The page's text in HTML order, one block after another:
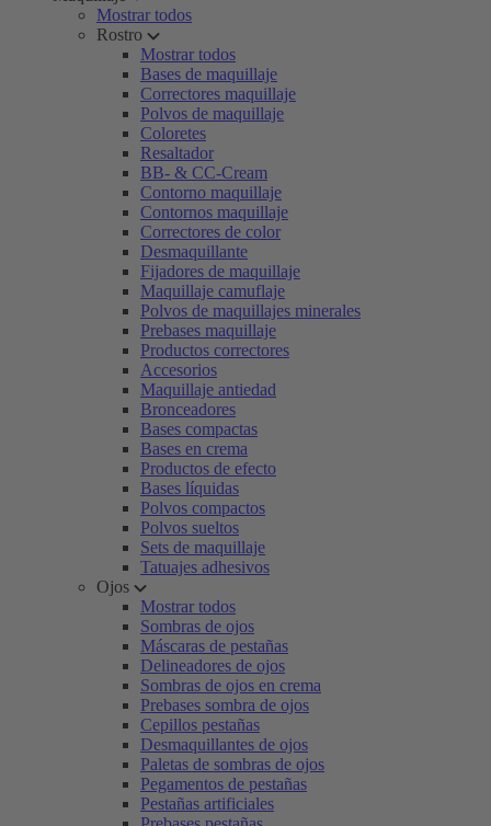
Mostrar todos
Rostro
Mostrar todos
Bases de maquillaje
Correctores maquillaje
Polvos de maquillaje
Coloretes
Resaltador
BB- & CC-Cream
Contorno maquillaje
Contornos maquillaje
Correctores de color
Desmaquillante
Fijadores de maquillaje
Maquillaje camuflaje
Polvos de maquillajes minerales
Prebases maquillaje
Productos correctores
Accesorios
Maquillaje antiedad
Bronceadores
Bases compactas
Bases en crema
Productos de efecto
Bases líquidas
Polvos compactos
Polvos sueltos
Sets de maquillaje
Tatuajes adhesivos
Ojos
Mostrar todos
Sombras de ojos
Máscaras de pestañas
Delineadores de ojos
Sombras de ojos en crema
Prebases sombra de ojos
Cepillos pestañas
Desmaquillantes de ojos
Paletas de sombras de ojos
Pegamentos de pestañas
Pestañas artificiales